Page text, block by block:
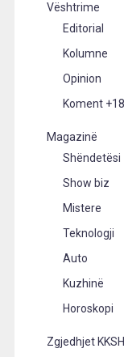
Vështrime
Editorial
Kolumne
Opinion
Koment +18
Magazinë
Shëndetësi
Show biz
Mistere
Teknologji
Auto
Kuzhinë
Horoskopi
Zgjedhjet